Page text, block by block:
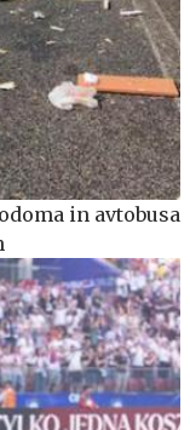
in avtobusa